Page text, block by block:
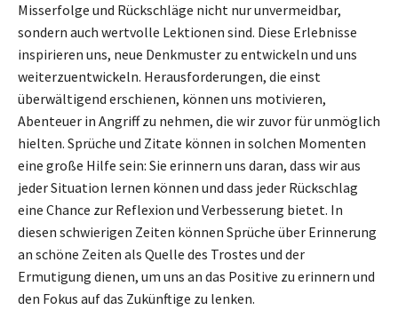
Misserfolge und Rückschläge nicht nur unvermeidbar,
sondern auch wertvolle Lektionen sind. Diese Erlebnisse
inspirieren uns, neue Denkmuster zu entwickeln und uns
weiterzuentwickeln. Herausforderungen, die einst
überwältigend erschienen, können uns motivieren,
Abenteuer in Angriff zu nehmen, die wir zuvor für unmöglich
hielten. Sprüche und Zitate können in solchen Momenten
eine große Hilfe sein: Sie erinnern uns daran, dass wir aus
jeder Situation lernen können und dass jeder Rückschlag
eine Chance zur Reflexion und Verbesserung bietet. In
diesen schwierigen Zeiten können Sprüche über Erinnerung
an schöne Zeiten als Quelle des Trostes und der
Ermutigung dienen, um uns an das Positive zu erinnern und
den Fokus auf das Zukünftige zu lenken.